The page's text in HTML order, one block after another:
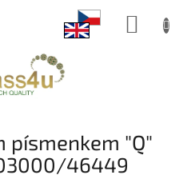
písmenkem "Q"
46449